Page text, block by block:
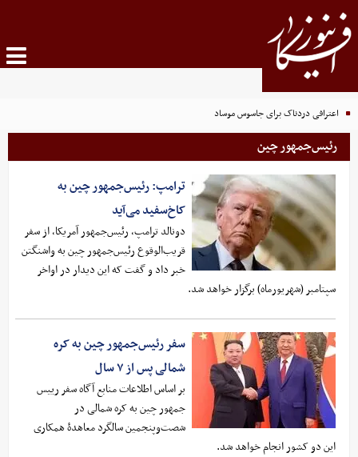
اعترافی دردناک برای جاسوس موساد
رئیس‌جمهور چین
ترامپ: رئیس‌جمهور چین به
کاخ‌سفید می‌آید
دونالد ترامپ، رئیس‌جمهور آمریکا، از سفر
قریب‌الوقوع رئیس‌جمهور چین به واشنگتن
خبر داد و گفت که این دیدار در اواخر
سپتامبر (شهریورماه) برگزار خواهد شد.
سفر رئیس‌جمهور چین به کره
شمالی پس از ۷ سال
بر اساس اطلاعات منابع آگاه سفر رییس
جمهور چین به کره شمالی در
شصت‌وپنجمین سالگرد معاهدۀ همکاری
این دو کشور انجام خواهد شد.